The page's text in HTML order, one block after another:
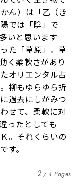
ん）は「乙（き
では「陰」で
いと思います
た「草原」。草
く柔軟さがあり
オリエンタル占
柳もゆらゆら折
過去にしがみつ
せて、柔軟に対
ったとしても
。それくらいの
す。
2 4 Pages